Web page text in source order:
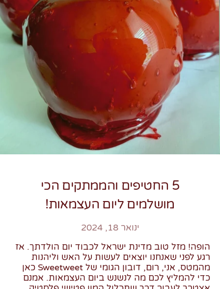
צרו קשר
5 החטיפים והממתקים הכי
מושלמים ליום העצמאות!
ינואר 18, 2024
הופה! מזל טוב מדינת ישראל לכבוד יום הולדתך. אז
רגע לפני שאנחנו יוצאים לעשות על האש וליהנות
מהמטס, אני, רום, דובון הגומי של Sweetweet כאן
כדי להמליץ לכם מה לנשנש ביום העצמאות. אמנם